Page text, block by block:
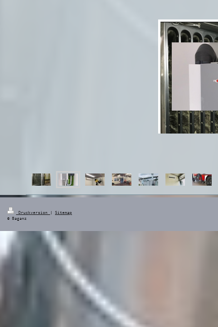
Druckversion |
Sitemap
© Baganz